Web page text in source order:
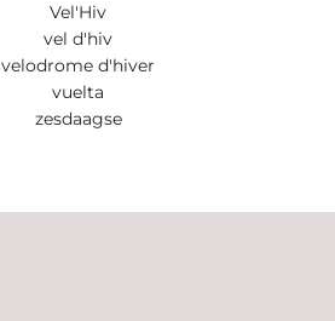
Vel'Hiv
vel d'hiv
velodrome d'hiver
vuelta
zesdaagse